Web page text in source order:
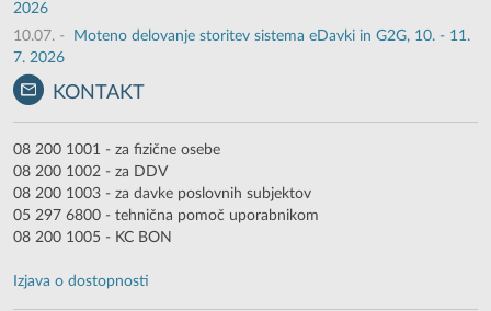
2026
10.07. -
Moteno delovanje storitev sistema eDavki in G2G, 10. - 11.
7. 2026
KONTAKT
08 200 1001 - za fizične osebe
08 200 1002 - za DDV
08 200 1003 - za davke poslovnih subjektov
05 297 6800 - tehnična pomoč uporabnikom
08 200 1005 - KC BON
Izjava o dostopnosti